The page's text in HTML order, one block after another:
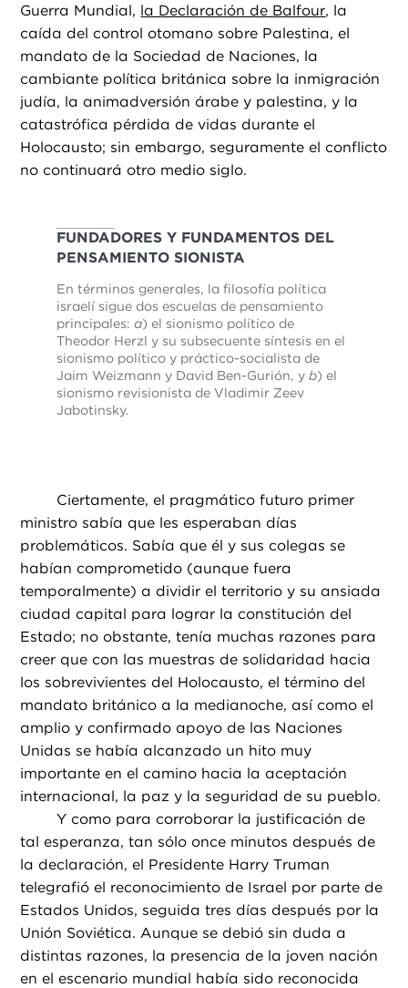
Guerra Mundial, la Declaración de Balfour, la
caída del control otomano sobre Palestina, el
mandato de la Sociedad de Naciones, la
cambiante política británica sobre la inmigración
judía, la animadversión árabe y palestina, y la
catastrófica pérdida de vidas durante el
Holocausto; sin embargo, seguramente el conflicto
no continuará otro medio siglo.
FUNDADORES Y FUNDAMENTOS DEL
PENSAMIENTO SIONISTA
En términos generales, la filosofía política
israelí sigue dos escuelas de pensamiento
principales:a) el sionismo político de
Theodor Herzl y su subsecuente síntesis en el
sionismo político y práctico-socialista de
Jaim Weizmann y David Ben-Gurión, yb) el
sionismo revisionista de Vladimir Zeev
Jabotinsky.
Ciertamente, el pragmático futuro primer
ministro sabía que les esperaban días
problemáticos. Sabía que él y sus colegas se
habían comprometido (aunque fuera
temporalmente) a dividir el territorio y su ansiada
ciudad capital para lograr la constitución del
Estado; no obstante, tenía muchas razones para
creer que con las muestras de solidaridad hacia
los sobrevivientes del Holocausto, el término del
mandato británico a la medianoche, así como el
amplio y confirmado apoyo de las Naciones
Unidas se había alcanzado un hito muy
importante en el camino hacia la aceptación
internacional, la paz y la seguridad de su pueblo.
Y como para corroborar la justificación de
tal esperanza, tan sólo once minutos después de
la declaración, el Presidente Harry Truman
telegrafió el reconocimiento de Israel por parte de
Estados Unidos, seguida tres días después por la
Unión Soviética. Aunque se debió sin duda a
distintas razones, la presencia de la joven nación
en el escenario mundial había sido reconocida